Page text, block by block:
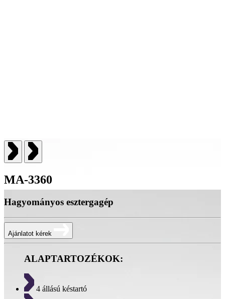
MA-3360
Hagyományos esztergagép
Ajánlatot kérek
ALAPTARTOZÉKOK:
4 állású késtartó